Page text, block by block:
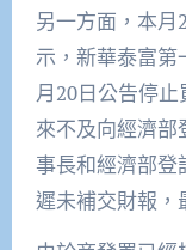
另一方面， 本月
示，新華泰富第
月20日公告停止
來不及向經濟部
事長和經濟部登
遲未補交財報，